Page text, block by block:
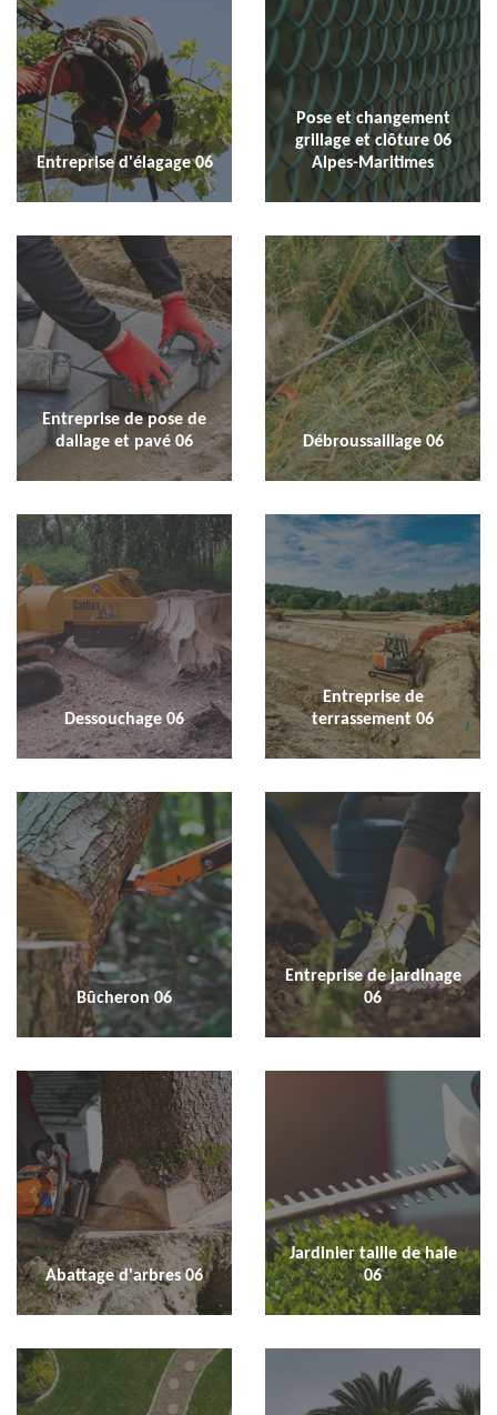
Entreprise d'élagage 06
Pose et changement
grillage et clôture 06
Alpes-Maritimes
Entreprise de pose de
dallage et pavé 06
Débroussaillage 06
Dessouchage 06
Entreprise de
terrassement 06
Bûcheron 06
Entreprise de jardinage
06
Abattage d'arbres 06
Jardinier taille de haie
06